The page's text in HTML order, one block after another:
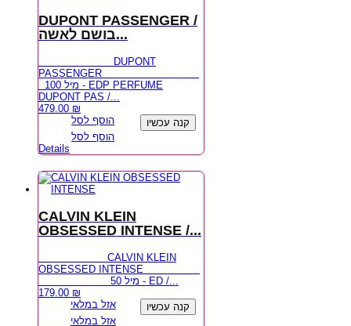
DUPONT PASSENGER /
בושם לאשה...
DUPONT
PASSENGER
100 מיל - EDP PERFUME
DUPONT PAS /...
479.00 ₪
הוסף לסל
קנה עכשיו
הוסף לסל
Details
CALVIN KLEIN
OBSESSED INTENSE /...
CALVIN KLEIN
OBSESSED INTENSE
50 מיל - ED /...
179.00 ₪
אזל במלאי
קנה עכשיו
אזל במלאי